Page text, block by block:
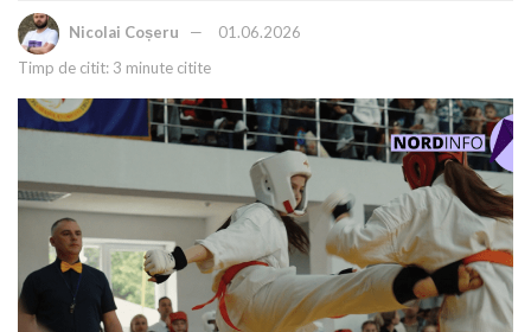
Nicolai Coșeru
01.06.2026
Timp de citit: 3 minute citite